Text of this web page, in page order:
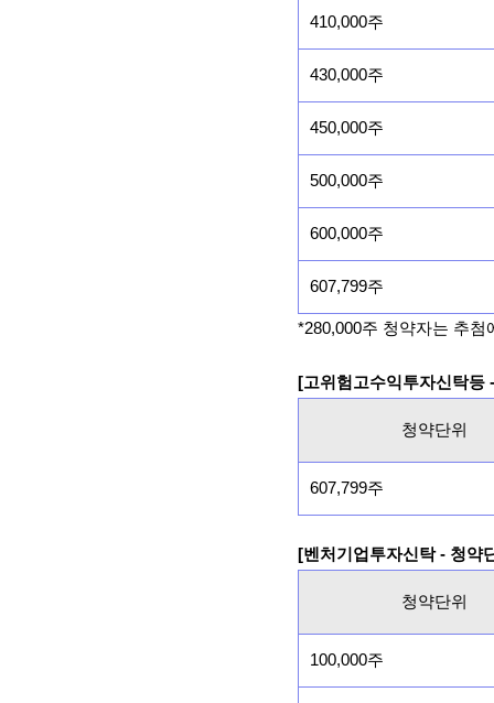
410,000주
430,000주
450,000주
500,000주
600,000주
607,799주
*280,000주 청약자는 추
[고위험고수익투자신탁등
청약단위
607,799주
[벤처기업투자신탁 - 청약
청약단위
100,000주